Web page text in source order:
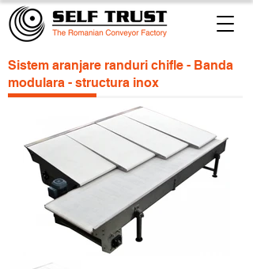
Sistem aranjare randuri chifle - Banda
modulara - structura inox